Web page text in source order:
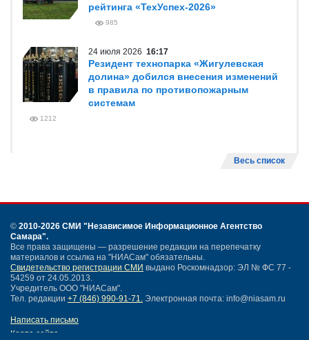
рейтинга «ТехУспех-2026»
985
24 июля 2026 16:17
Резидент технопарка «Жигулевская
долина» добился внесения изменений
в правила по противопожарным
системам
1212
Весь список
© 2010-2026 СМИ "Независимое Информационное Агентство
Самара".
Все права защищены — разрешение редакции на перепечатку
материалов и ссылка на "НИАСам" обязательны.
Свидетельство регистрации СМИ выдано Роскомнадзор: ЭЛ № ФС 77 -
54259 от 24.05.2013.
Учредитель ООО "НИАСам".
Тел. редакции +7 (846) 990-91-71. Электронная почта: info@niasam.ru
Написать письмо
Карта сайта